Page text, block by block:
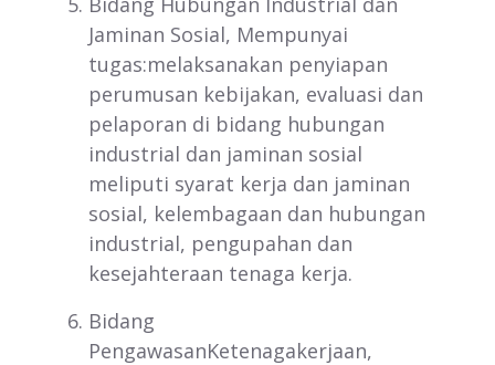
Jaminan Sosial, Mempunyai
tugas:melaksanakan penyiapan
perumusan kebijakan, evaluasi dan
pelaporan di bidang hubungan
industrial dan jaminan sosial
meliputi syarat kerja dan jaminan
sosial, kelembagaan dan hubungan
industrial, pengupahan dan
kesejahteraan tenaga kerja.
Bidang
PengawasanKetenagakerjaan,